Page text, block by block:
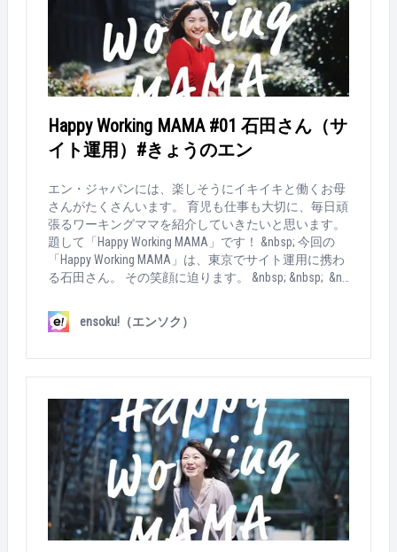
Happy Working MAMA #01 石田さん（サ
イト運用）#きょうのエン
エン・ジャパンには、楽しそうにイキイキと働くお母
さんがたくさんいます。 育児も仕事も大切に、毎日頑
張るワーキングママを紹介していきたいと思います。
題して「Happy Working MAMA」です！ &nbsp; 今回の
「Happy Working MAMA」は、東京でサイト運用に携わ
る石田さん。 その笑顔に迫ります。 &nbsp; &nbsp; &nb
社会人暦：13年目 家族構成：夫、娘（3歳） 勤
務時間：09:00～17:00（延長保育を使いながら18:00ぐ
企画更新など、サイト運用に関わる全般に携わってい
ます。 &nbsp; &nbsp; Q：出産後も、働き続ける選択を
したのはなぜ？ エン・ジャパンのサービスが好きだか
ら。社内結婚だったので、旦那さんも仕事に理解があ
って、「辞める」という選択肢は頭になかったです。
&nbsp; &nbsp; Q：育児との両立で、つらかった時期
は？ 復帰して1年経った頃ですね。これまでの仕事の
やり方は変えずに進めていたら、パンクしまし
た。。。当たり前だけど時間が足りない。睡眠時間を
ensoku!（エンソク）